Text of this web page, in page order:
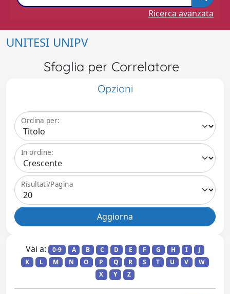
Ricerca avanzata
UNITESI UNIPV
Sfoglia per Correlatore
Opzioni
Ordina per:
In ordine:
Risultati/Pagina
Vai a: 0-9 A B C D E F G H I
J
K
L M N O P Q R S T U V
W
X
Y Z